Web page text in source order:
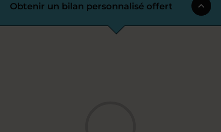
Obtenir un bilan personnalisé offert